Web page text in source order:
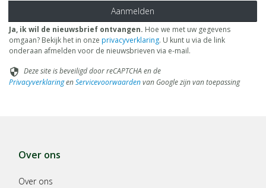
Aanmelden
Ja, ik wil de nieuwsbrief ontvangen. Hoe we met uw gegevens
omgaan? Bekijk het in onze privacyverklaring. U kunt u via de link
onderaan afmelden voor de nieuwsbrieven via e-mail.
security Deze site is beveiligd door reCAPTCHA en de
PrivacyverklaringenServicevoorwaardenvan Google zijn van toepassing
Over ons
Over ons